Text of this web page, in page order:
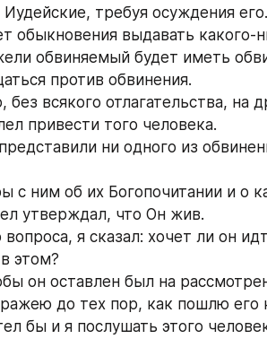
требуя осуждения его.
обыкновения выдавать
обвиняемый будет иметь
против обвинения.
всякого отлагательства, на
привести того человека.
ни одного из
с ним об их Богопочитании и о
утверждал, что Он жив.
я сказал: хочет ли он
этом?
он оставлен был на
до тех пор, как пошлю его
бы и я послушать этого